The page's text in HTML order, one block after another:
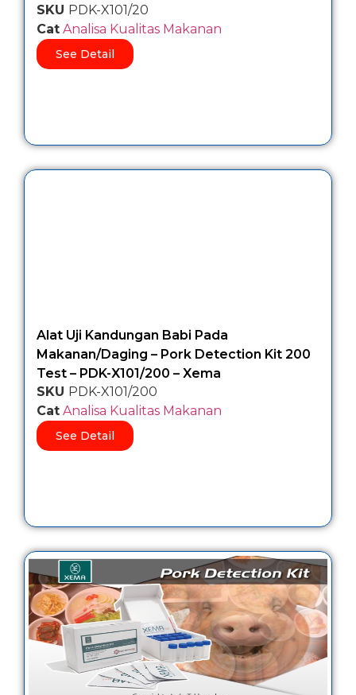
SKU PDK-X101/20
Cat Analisa Kualitas Makanan
See Detail
Alat Uji Kandungan Babi Pada
Makanan/Daging – Pork Detection Kit 200
Test – PDK-X101/200 – Xema
SKU PDK-X101/200
Cat Analisa Kualitas Makanan
See Detail